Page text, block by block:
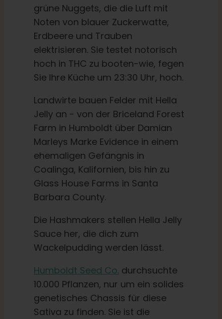
grüne Nuggets, die die Luft mit
Noten von blauer Zuckerwatte,
Erdbeere und Trauben
elektrisieren. Sie testet notorisch
hoch in THC zu booten-wie, fegen
Sie Ihre Küche um 23:30 Uhr, hoch.
Landwirte bauen Felder mit Hella
Jelly an - von der Briceland Forest
Farm in Humboldt über Damian
Marleys Marke Evidence in einem
ehemaligen Gefängnis in
Coalinga, Kalifornien, bis hin zu
Glass House Farms in Santa
Barbara County.
Die Hashmakers stellen Hella Jelly
Sauce her, die dich zum
Wackelpudding werden lässt.
Humboldt Seed Co. durchsuchte
10.000 Pflanzen, nur um ein solides
genetisches Chassis für diese
Sativa zu finden. Sie ist die